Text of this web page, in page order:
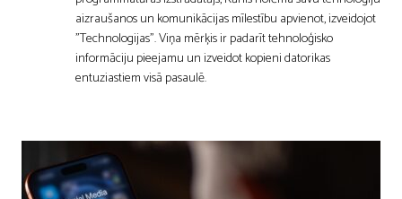
aizraušanos un komunikācijas mīlestību apvienot, izveidojot
"Technologijas". Viņa mērķis ir padarīt tehnoloģisko
informāciju pieejamu un izveidot kopieni datorikas
entuziastiem visā pasaulē.